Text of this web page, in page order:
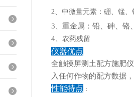
2、中微量元素：硼、锰
3、 重金属：铅、砷、铬
4、农药残留
仪器优点
全触摸屏测土配方施肥
入任何作物的配方数据
性能特点 ：